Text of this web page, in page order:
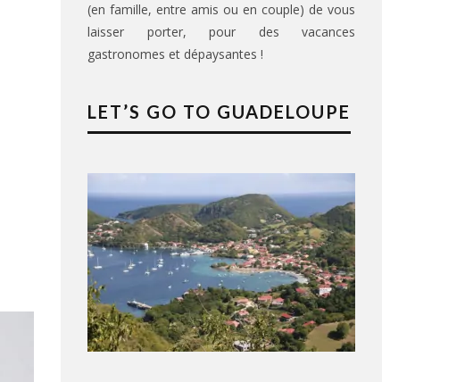
(en famille, entre amis ou en couple) de vous
laisser porter, pour des vacances
gastronomes et dépaysantes !
LET’S GO TO GUADELOUPE